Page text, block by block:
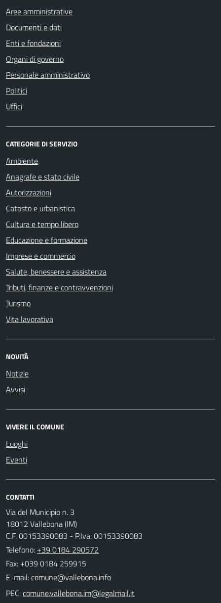
Aree amministrative
Documenti e dati
Enti e fondazioni
Organi di governo
Personale amministrativo
Politici
Uffici
CATEGORIE DI SERVIZIO
Ambiente
Anagrafe e stato civile
Autorizzazioni
Catasto e urbanistica
Cultura e tempo libero
Educazione e formazione
Imprese e commercio
Salute, benessere e assistenza
Tributi, finanze e contravvenzioni
Turismo
Vita lavorativa
NOVITÀ
Notizie
Avvisi
VIVERE IL COMUNE
Luoghi
Eventi
CONTATTI
Via del Municipio n. 3
18012 Vallebona (IM)
C.F. 00153390083 - P.Iva: 00153390083
Telefono: +39 0184 290572
Fax: +039 0184 259915
E-mail:
PEC: